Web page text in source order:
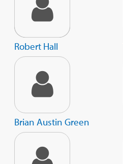
Robert Hall
Brian Austin Green